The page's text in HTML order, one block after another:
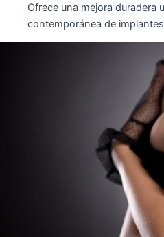
Ofrece una mejora duradera
contemporánea de